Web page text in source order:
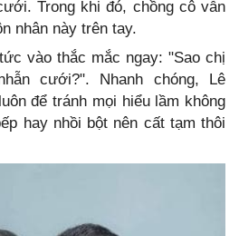
Trong khi đó, chồng cô vẫn
nhân này trên tay.
vào thắc mắc ngay: "Sao chị
cưới?". Nhanh chóng, Lê
để tránh mọi hiểu lầm không
hay nhồi bột nên cất tạm thôi